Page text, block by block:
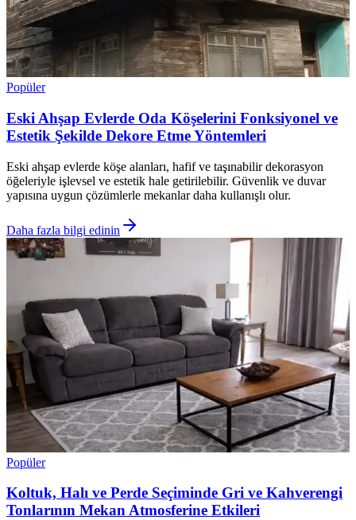
Popüler
Eski Ahşap Evlerde Oda Köşelerini Fonksiyonel ve
Estetik Şekilde Dekore Etme Yöntemleri
Eski ahşap evlerde köşe alanları, hafif ve taşınabilir dekorasyon
öğeleriyle işlevsel ve estetik hale getirilebilir. Güvenlik ve duvar
yapısına uygun çözümlerle mekanlar daha kullanışlı olur.
Daha fazla bilgi edinin
Popüler
Koltuk, Halı ve Perde Seçiminde Gri ve Kahverengi
Tonlarının Mekan Atmosferine Etkileri